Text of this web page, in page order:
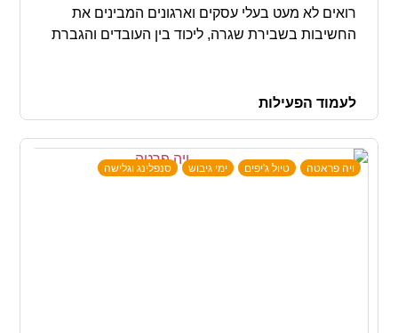
רואים לא מעט בעלי עסקים וארגונים המבינים את
החשיבות בשבירת שגרה, ליכוד בין העובדים והגברת
לעמוד הפעילות
ויה פראטה טיול ג'יפים ימי גיבוש סנפלינג וגלישה